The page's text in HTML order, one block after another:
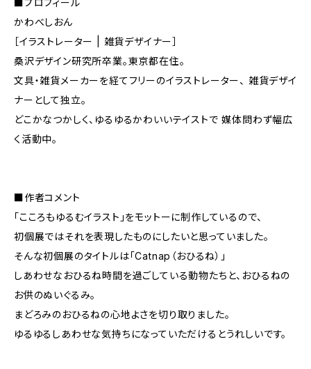
■プロフィール
かわべしおん
［イラストレーター | 雑貨デザイナー］
桑沢デザイン研究所卒業。東京都在住。
文具・雑貨メーカーを経てフリーのイラストレーター、 雑貨デザイ
ナーとして独立。
どこかなつかしく、ゆるゆるかわいいテイストで 媒体問わず幅広
く活動中。
■作者コメント
「こころもゆるむイラスト」をモットーに制作しているので、
初個展ではそれを表現したものにしたいと思っていました。
そんな初個展のタイトルは「Catnap（おひるね）」
しあわせなおひるね時間を過ごしている動物たちと、おひるねの
お供のぬいぐるみ。
まどろみのおひるねの心地よさを切り取りました。
ゆるゆるしあわせな気持ちになっていただけるとうれしいです。